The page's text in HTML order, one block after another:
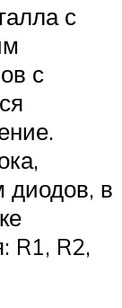
с
с
диодов, в
R1, R2,